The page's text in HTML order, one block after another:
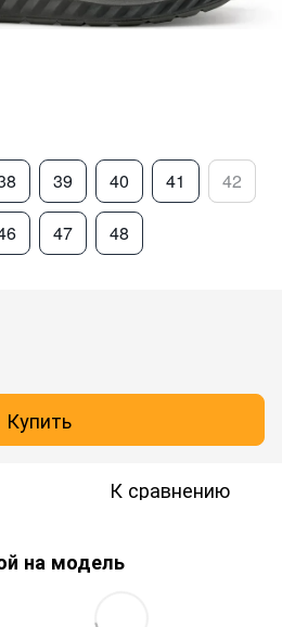
39 40 41 42
47 48
Купить
К сравнению
на модель